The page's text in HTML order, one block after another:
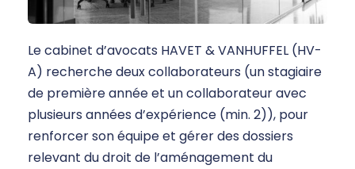
Le cabinet d’avocats HAVET & VANHUFFEL (HV-
A) recherche deux collaborateurs (un stagiaire
de première année et un collaborateur avec
plusieurs années d’expérience (min. 2)), pour
renforcer son équipe et gérer des dossiers
relevant du droit de l’aménagement du